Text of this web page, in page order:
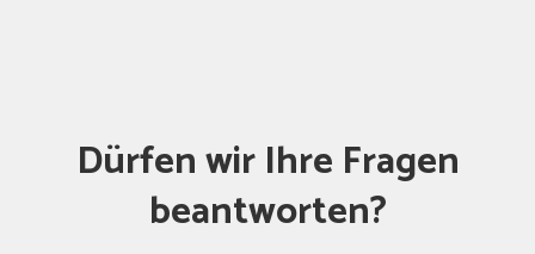
Dürfen wir Ihre Fragen
beantworten?